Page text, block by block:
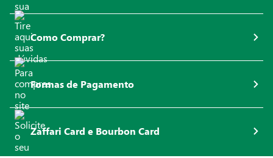
Como Comprar?
Formas de Pagamento
Zaffari Card e Bourbon Card